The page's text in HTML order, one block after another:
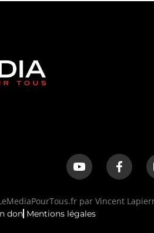
par Vincent
don Mentions légales